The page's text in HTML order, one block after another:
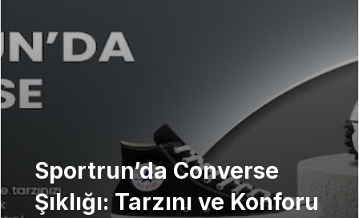
Sportrun’da Converse
Şıklığı: Tarzını ve Konforu